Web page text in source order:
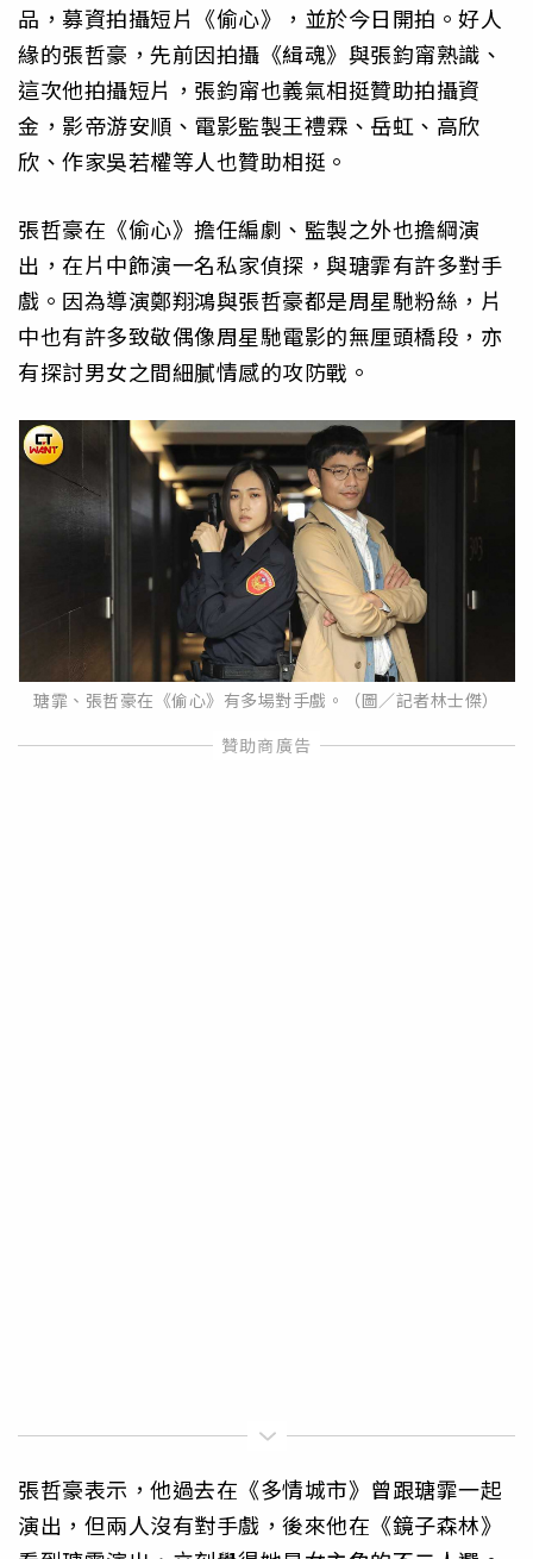
品，募資拍攝短片《偷心》，並於今日開拍。好人
緣的張哲豪，先前因拍攝《緝魂》與張鈞甯熟識、
這次他拍攝短片，張鈞甯也義氣相挺贊助拍攝資
金，影帝游安順、電影監製王禮霖、岳虹、高欣
欣、作家吳若權等人也贊助相挺。
張哲豪在《偷心》擔任編劇、監製之外也擔綱演
出，在片中飾演一名私家偵探，與瑭霏有許多對手
戲。因為導演鄭翔鴻與張哲豪都是周星馳粉絲，片
中也有許多致敬偶像周星馳電影的無厘頭橋段，亦
有探討男女之間細膩情感的攻防戰。
瑭霏、張哲豪在《偷心》有多場對手戲。（圖／記者林士傑）
張哲豪表示，他過去在《多情城市》曾跟瑭霏一起
演出，但兩人沒有對手戲，後來他在《鏡子森林》